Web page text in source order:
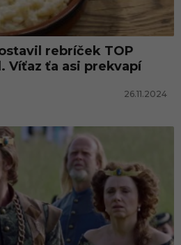
rebríček TOP
Víťaz ťa asi prekvapí
26.11.2024